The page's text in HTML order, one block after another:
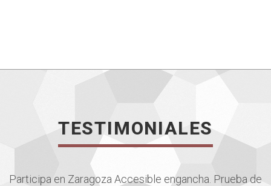
TESTIMONIALES
Participa en Zaragoza Accesible engancha. Prueba de